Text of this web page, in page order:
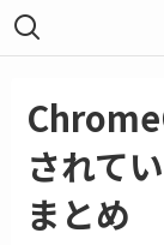
されて
まとめ